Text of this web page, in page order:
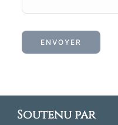
Soutenu par